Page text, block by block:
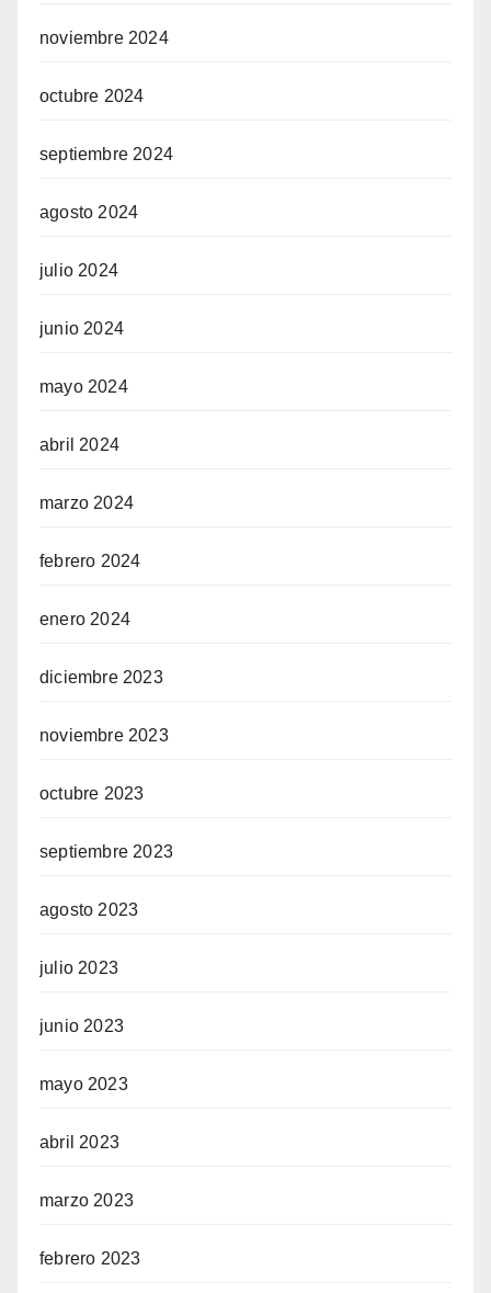
noviembre 2024
octubre 2024
septiembre 2024
agosto 2024
julio 2024
junio 2024
mayo 2024
abril 2024
marzo 2024
febrero 2024
enero 2024
diciembre 2023
noviembre 2023
octubre 2023
septiembre 2023
agosto 2023
julio 2023
junio 2023
mayo 2023
abril 2023
marzo 2023
febrero 2023